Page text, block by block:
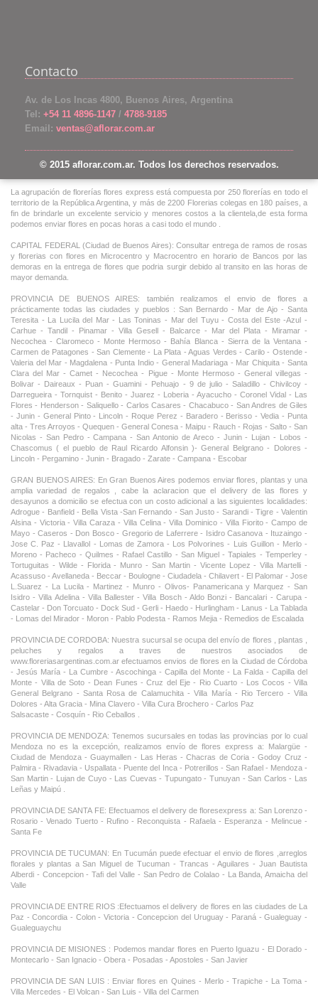
Contacto
Av. de Los Incas 4800, Buenos Aires, Argentina
Tel: +54 11 4896-1147 / 4788-9185
Email: ventas@aflorar.com.ar
© 2015 aflorar.com.ar. Todos los derechos reservados.
La agrupación de florerías flores express está compuesta por 250 florerías en todo el
territorio de la República Argentina, y más de 2200 Florerias colegas en 180 países, a
fin de brindarle un excelente servicio y menores costos a la clientela,de esta forma
podemos enviar flores en pocas horas a casi todo el mundo .
CAPITAL FEDERAL (Ciudad de Buenos Aires): Consultar entrega de ramos de rosas
y florerias con flores en Microcentro y Macrocentro en horario de Bancos por las
demoras en la entrega de flores que podria surgir debido al transito en las horas de
mayor demanda.
PROVINCIA DE BUENOS AIRES: también realizamos el envio de flores a
prácticamente todas las ciudades y pueblos : San Bernardo - Mar de Ajo - Santa
Teresita - La Lucila del Mar - Las Toninas - Mar del Tuyu - Costa del Este -Azul -
Carhue - Tandil - Pinamar - Villa Gesell - Balcarce - Mar del Plata - Miramar -
Necochea - Claromeco - Monte Hermoso - Bahía Blanca - Sierra de la Ventana -
Carmen de Patagones - San Clemente - La Plata - Aguas Verdes - Carilo - Ostende -
Valeria del Mar - Magdalena - Punta Indio - General Madariaga - Mar Chiquita - Santa
Clara del Mar - Camet - Necochea - Pigue - Monte Hermoso - General villegas -
Bolivar - Daireaux - Puan - Guamini - Pehuajo - 9 de julio - Saladillo - Chivilcoy -
Darregueira - Tornquist - Benito - Juarez - Loberia - Ayacucho - Coronel Vidal - Las
Flores - Henderson - Saliquello - Carlos Casares - Chacabuco - San Andres de Giles
- Junin - General Pinto - Lincoln - Roque Perez - Baradero - Berisso - Vedia - Punta
alta - Tres Arroyos - Quequen - General Conesa - Maipu - Rauch - Rojas - Salto - San
Nicolas - San Pedro - Campana - San Antonio de Areco - Junin - Lujan - Lobos -
Chascomus ( el pueblo de Raul Ricardo Alfonsin )- General Belgrano - Dolores -
Lincoln - Pergamino - Junin - Bragado - Zarate - Campana - Escobar
GRAN BUENOS AIRES: En Gran Buenos Aires podemos enviar flores, plantas y una
amplia variedad de regalos , cabe la aclaracion que el delivery de las flores y
desayunos a domicilio se efectua con un costo adicional a las siguientes localidades:
Adrogue - Banfield - Bella Vista -San Fernando - San Justo - Sarandi - Tigre - Valentin
Alsina - Victoria - Villa Caraza - Villa Celina - Villa Dominico - Villa Fiorito - Campo de
Mayo - Caseros - Don Bosco - Gregorio de Laferrere - Isidro Casanova - Ituzaingo -
Jose C. Paz - Llavallol - Lomas de Zamora - Los Polvorines - Luis Guillon - Merlo -
Moreno - Pacheco - Quilmes - Rafael Castillo - San Miguel - Tapiales - Temperley -
Tortuguitas - Wilde - Florida - Munro - San Martin - Vicente Lopez - Villa Martelli -
Acassuso - Avellaneda - Beccar - Boulogne - Ciudadela - Chilavert - El Palomar - Jose
L.Suarez - La Lucila - Martinez - Munro - Olivos- Panamericana y Marquez - San
Isidro - Villa Adelina - Villa Ballester - Villa Bosch - Aldo Bonzi - Bancalari - Carupa -
Castelar - Don Torcuato - Dock Sud - Gerli - Haedo - Hurlingham - Lanus - La Tablada
- Lomas del Mirador - Moron - Pablo Podesta - Ramos Mejia - Remedios de Escalada
PROVINCIA DE CORDOBA: Nuestra sucursal se ocupa del envío de flores , plantas ,
peluches y regalos a traves de nuestros asociados de
www.floreriasargentinas.com.ar efectuamos envios de flores en la Ciudad de Córdoba
- Jesús María - La Cumbre - Ascochinga - Capilla del Monte - La Falda - Capilla del
Monte - Villa de Soto - Dean Funes - Cruz del Eje - Rio Cuarto - Los Cocos - Villa
General Belgrano - Santa Rosa de Calamuchita - Villa María - Rio Tercero - Villa
Dolores - Alta Gracia - Mina Clavero - Villa Cura Brochero - Carlos Paz
Salsacaste - Cosquín - Rio Ceballos .
PROVINCIA DE MENDOZA: Tenemos sucursales en todas las provincias por lo cual
Mendoza no es la excepción, realizamos envío de flores express a: Malargüe -
Ciudad de Mendoza - Guaymallen - Las Heras - Chacras de Coria - Godoy Cruz -
Palmira - Rivadavia - Uspallata - Puente del Inca - Potrerillos - San Rafael - Mendoza -
San Martin - Lujan de Cuyo - Las Cuevas - Tupungato - Tunuyan - San Carlos - Las
Leñas y Maipú .
PROVINCIA DE SANTA FE: Efectuamos el delivery de floresexpress a: San Lorenzo -
Rosario - Venado Tuerto - Rufino - Reconquista - Rafaela - Esperanza - Melincue -
Santa Fe
PROVINCIA DE TUCUMAN: En Tucumán puede efectuar el envio de flores ,arreglos
florales y plantas a San Miguel de Tucuman - Trancas - Aguilares - Juan Bautista
Alberdi - Concepcion - Tafi del Valle - San Pedro de Colalao - La Banda, Amaicha del
Valle
PROVINCIA DE ENTRE RIOS :Efectuamos el delivery de flores en las ciudades de La
Paz - Concordia - Colon - Victoria - Concepcion del Uruguay - Paraná - Gualeguay -
Gualeguaychu
PROVINCIA DE MISIONES : Podemos mandar flores en Puerto Iguazu - El Dorado -
Montecarlo - San Ignacio - Obera - Posadas - Apostoles - San Javier
PROVINCIA DE SAN LUIS : Enviar flores en Quines - Merlo - Trapiche - La Toma -
Villa Mercedes - El Volcan - San Luis - Villa del Carmen